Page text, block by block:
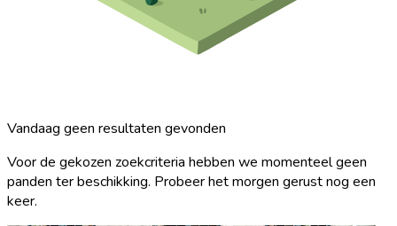
Vandaag geen resultaten gevonden
Voor de gekozen zoekcriteria hebben we momenteel geen
panden ter beschikking. Probeer het morgen gerust nog een
keer.